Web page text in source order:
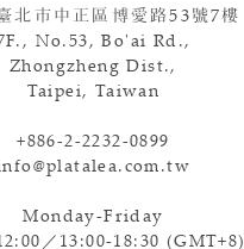
北市中正區博愛路53號7樓
No.53, Bo'ai Rd.,
Zhongzheng Dist.,
Taipei, Taiwan
+886-2-2232-0899
Monday-Friday
／13:00-18:30 (GMT+8)